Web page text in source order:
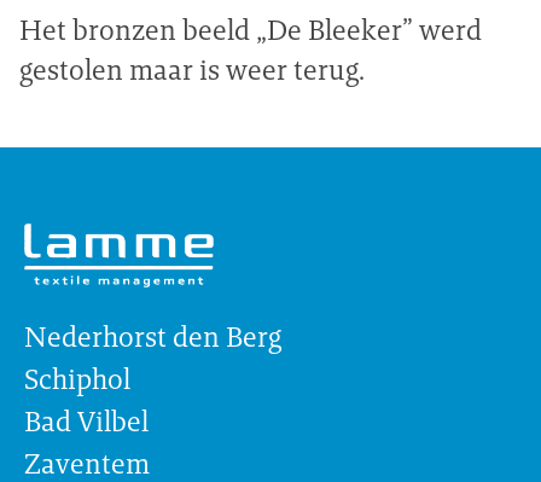
Het bronzen beeld „De Bleeker” werd
gestolen maar is weer terug.
Nederhorst den Berg
Schiphol
Bad Vilbel
Zaventem